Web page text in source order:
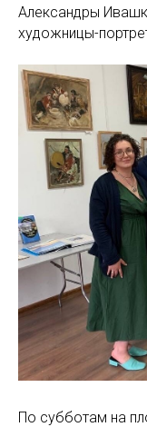
Александры
художницы-
По субботам на